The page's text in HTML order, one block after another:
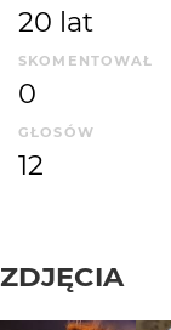
20 lat
SKOMENTOWAŁ
0
GŁOSÓW
12
ZDJĘCIA